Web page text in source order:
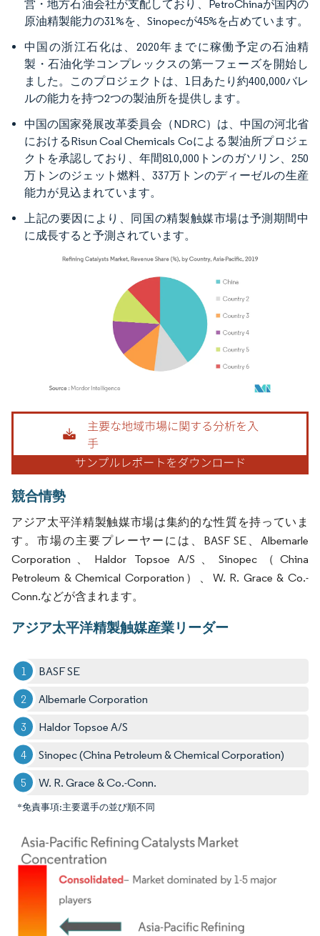
営・地方石油会社が支配しており、PetroChinaが国内の
原油精製能力の31%を、Sinopecが45%を占めています。
中国の浙江石化は、2020年までに稼働予定の石油精
製・石油化学コンプレックスの第一フェーズを開始し
ました。このプロジェクトは、1日あたり約400,000バレ
ルの能力を持つ2つの製油所を提供します。
中国の国家発展改革委員会（NDRC）は、中国の河北省
におけるRisun Coal Chemicals Coによる製油所プロジェ
クトを承認しており、年間810,000トンのガソリン、250
万トンのジェット燃料、337万トンのディーゼルの生産
能力が見込まれています。
上記の要因により、同国の精製触媒市場は予測期間中
に成長すると予測されています。
画像 © Mordor Intelligence。再利用にはCC BY 4.0の表示が必要です。
競合情勢
アジア太平洋精製触媒市場は集約的な性質を持っていま
す。市場の主要プレーヤーには、BASF SE、Albemarle
Corporation、Haldor Topsoe A/S、Sinopec（China
Petroleum & Chemical Corporation）、W. R. Grace & Co.-
Conn.などが含まれます。
アジア太平洋精製触媒産業リーダー
BASF SE
Albemarle Corporation
Haldor Topsoe A/S
Sinopec (China Petroleum & Chemical Corporation)
W. R. Grace & Co.-Conn.
*免責事項:主要選手の並び順不同